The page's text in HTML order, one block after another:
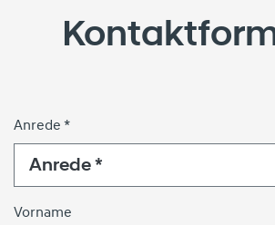
Anrede *
Anrede *
Vorname